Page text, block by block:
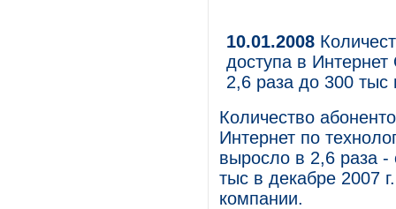
10.01.2008
доступа в
2,6 раза до 300 тыс
Количество
Интернет по
выросло в 2,6 раза -
тыс в декабре 2007
компании.